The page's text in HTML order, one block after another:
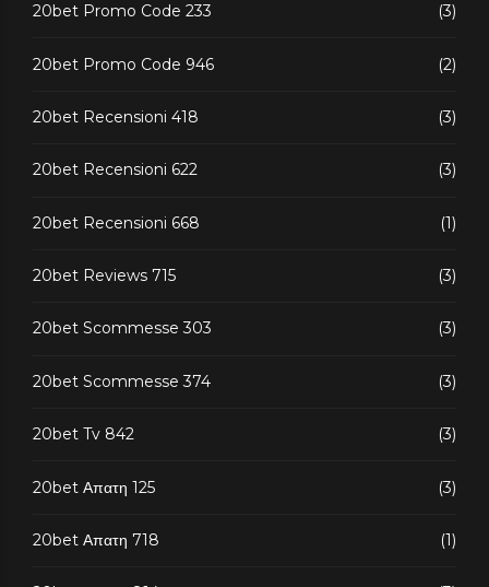
20bet Promo Code 233 (3)
20bet Promo Code 946 (2)
20bet Recensioni 418 (3)
20bet Recensioni 622 (3)
20bet Recensioni 668 (1)
20bet Reviews 715 (3)
20bet Scommesse 303 (3)
20bet Scommesse 374 (3)
20bet Tv 842 (3)
20bet Απατη 125 (3)
20bet Απατη 718 (1)